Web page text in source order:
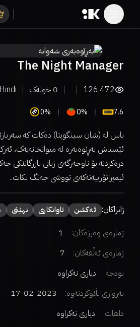
The Night Manager
126,472
0 خولەک Hindi
7.6
0%
0%
باس لە (شان سینگوپتا) دەکات کە
ئێستاش بەڕێوەبەرە لە میوانخانەیەک،
دزەکردنە بۆ ناوجەرگەی ژیانی بازرگانێکی
ئیمپراتۆرییەتەکەی تووشی جەنگ بکات..
ژانراکان: ئەكشن تاوانکاری نهێنی
ژمارەی وەرزەکان:
1
ژمارەی ئەڵقەکان:
7
بودجە:
دیاری نەکراوە
بەرواری بڵاوکردنەوە:
2023-02-17
داهات:
دیاری نەکراوە